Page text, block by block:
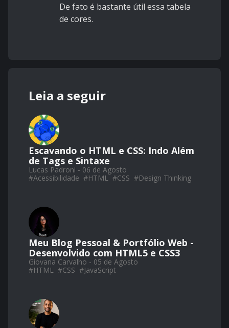
De fato é bastante útil essa tabela
de cores.
Leia a seguir
Escavando o HTML e CSS: Indo Além
de Tags e Sintaxe
Lucas Padroni - 06 de Agosto
#Acessibilidade #HTML #CSS #Design Thinking
Meu Blog Pessoal & Portfólio Web -
Desenvolvido com HTML5 e CSS3
Giovana Carvalho - 05 de Agosto
#HTML #CSS #JavaScript